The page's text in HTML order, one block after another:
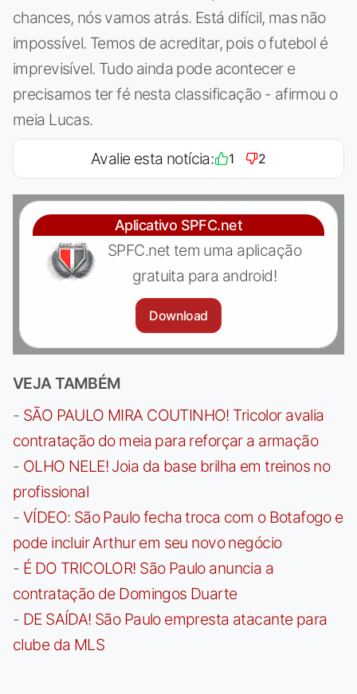
chances, nós vamos atrás. Está difícil, mas não
impossível. Temos de acreditar, pois o futebol é
imprevisível. Tudo ainda pode acontecer e
precisamos ter fé nesta classificação - afirmou o
meia Lucas.
Avalie esta notícia: 1 2
Aplicativo SPFC.net
SPFC.net tem uma aplicação
gratuita para android!
Download
VEJA TAMBÉM
- SÃO PAULO MIRA COUTINHO! Tricolor avalia
contratação do meia para reforçar a armação
- OLHO NELE! Joia da base brilha em treinos no
profissional
- VÍDEO: São Paulo fecha troca com o Botafogo e
pode incluir Arthur em seu novo negócio
- É DO TRICOLOR! São Paulo anuncia a
contratação de Domingos Duarte
- DE SAÍDA! São Paulo empresta atacante para
clube da MLS